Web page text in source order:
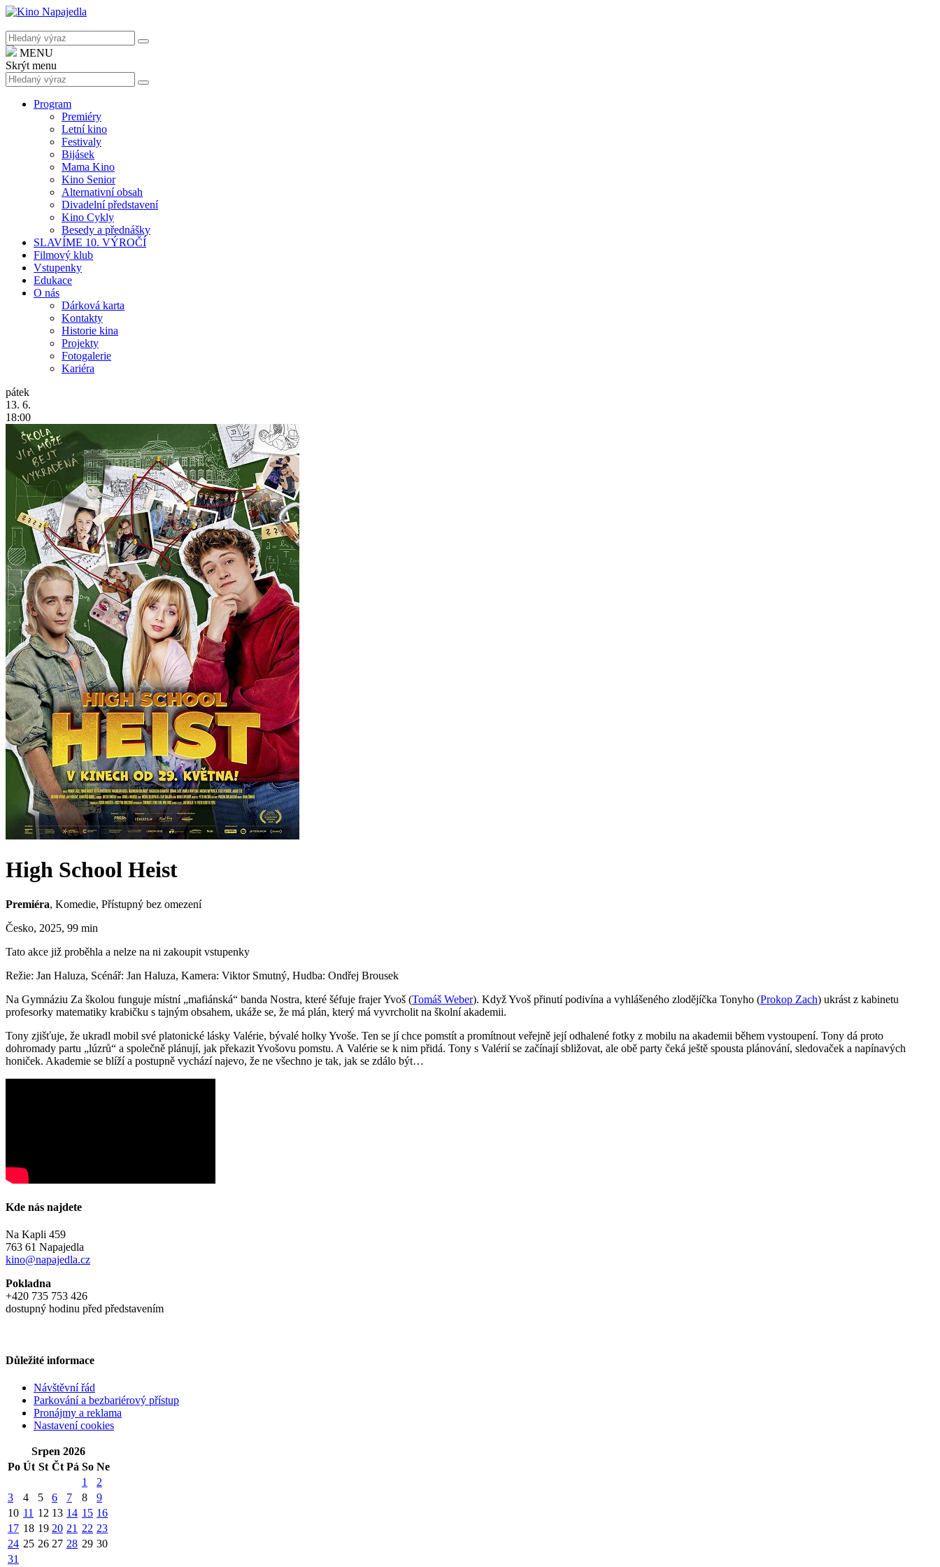
MENU
Skrýt menu
Program
Premiéry
Letní kino
Festivaly
Bijásek
Mama Kino
Kino Senior
Alternativní obsah
Divadelní představení
Kino Cykly
Besedy a přednášky
SLAVÍME 10. VÝROČÍ
Filmový klub
Vstupenky
Edukace
O nás
Dárková karta
Kontakty
Historie kina
Projekty
Fotogalerie
Kariéra
pátek
13. 6.
18:00
High School Heist
Premiéra, Komedie, Přístupný bez omezení
Česko, 2025, 99 min
Tato akce již proběhla a nelze na ni zakoupit vstupenky
Režie: Jan Haluza, Scénář: Jan Haluza, Kamera: Viktor Smutný, Hudba: Ondřej Brousek
Na Gymnáziu Za školou funguje místní „mafiánská“ banda Nostra, které šéfuje frajer Yvoš (Tomáš Weber). Když Yvoš přinutí podivína a vyhlášeného zlodějíčka Tonyho (Prokop Zach) ukrást z kabinetu
profesorky matematiky krabičku s tajným obsahem, ukáže se, že má plán, který má vyvrcholit na školní akademii.
Tony zjišťuje, že ukradl mobil své platonické lásky Valérie, bývalé holky Yvoše. Ten se jí chce pomstít a promítnout veřejně její odhalené fotky z mobilu na akademii během vystoupení. Tony dá proto
dohromady partu „lúzrů“ a společně plánují, jak překazit Yvošovu pomstu. A Valérie se k nim přidá. Tony s Valérií se začínají sbližovat, ale obě party čeká ještě spousta plánování, sledovaček a napínavých
honiček. Akademie se blíží a postupně vychází najevo, že ne všechno je tak, jak se zdálo být…
Kde nás najdete
Na Kapli 459
763 61 Napajedla
kino@napajedla.cz
Pokladna
+420 735 753 426
dostupný hodinu před představením
Důležité informace
Návštěvní řád
Parkování a bezbariérový přístup
Pronájmy a reklama
Nastavení cookies
Srpen 2026
Po Út St Čt Pá So Ne
1
2
3
4 5 6 7 8
9
10 11 12 13 14 15 16
17 18 19 20 21 22 23
24 25 26 27 28 29 30
31